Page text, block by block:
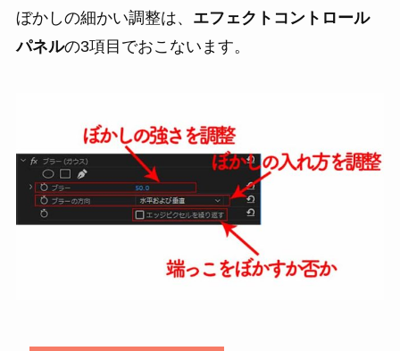
ぼかしの細かい調整は、 エフェクトコントロール
パネルの3項目でおこないます。